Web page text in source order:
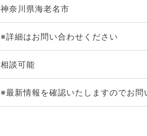
神奈川県海老名市
※詳細はお問い合わせください
相談可能
※最新情報を確認いたしますのでお問